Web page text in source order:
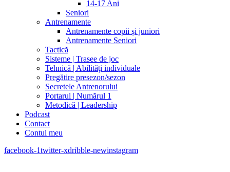
14-17 Ani
Seniori
Antrenamente
Antrenamente copii și juniori
Antrenamente Seniori
Tactică
Sisteme | Trasee de joc
Tehnică | Abilități individuale
Pregătire presezon/sezon
Secretele Antrenorului
Portarul | Numărul 1
Metodică | Leadership
Podcast
Contact
Contul meu
facebook-1twitter-xdribble-newinstagram